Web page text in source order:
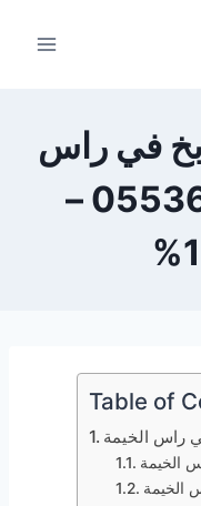
في راس
الخيمة 0553690604 –
Table of
راس الخيمة
الخيمة
الخيمة